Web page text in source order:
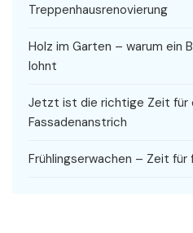
Treppenhausrenovierung
Holz im Garten – warum ein
lohnt
Jetzt ist die richtige Zeit für
Fassadenanstrich
Frühlingserwachen – Zeit für